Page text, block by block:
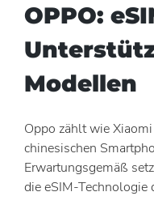
OPPO:
Modellen
Oppo zählt wie
chinesischen
Erwartungsgemäß
die eSIM-Technologie